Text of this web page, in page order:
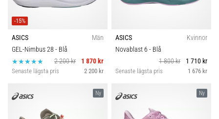
-15%
ASICS
Män
GEL-Nimbus 28 - Blå
2 200 kr
1 870 kr
Senaste lägsta pris 2 200 kr
ASICS
Kvinnor
Novablast 6 - Blå
1 800 kr
1 710 kr
Senaste lägsta pris 1 676 kr
Ny Ny